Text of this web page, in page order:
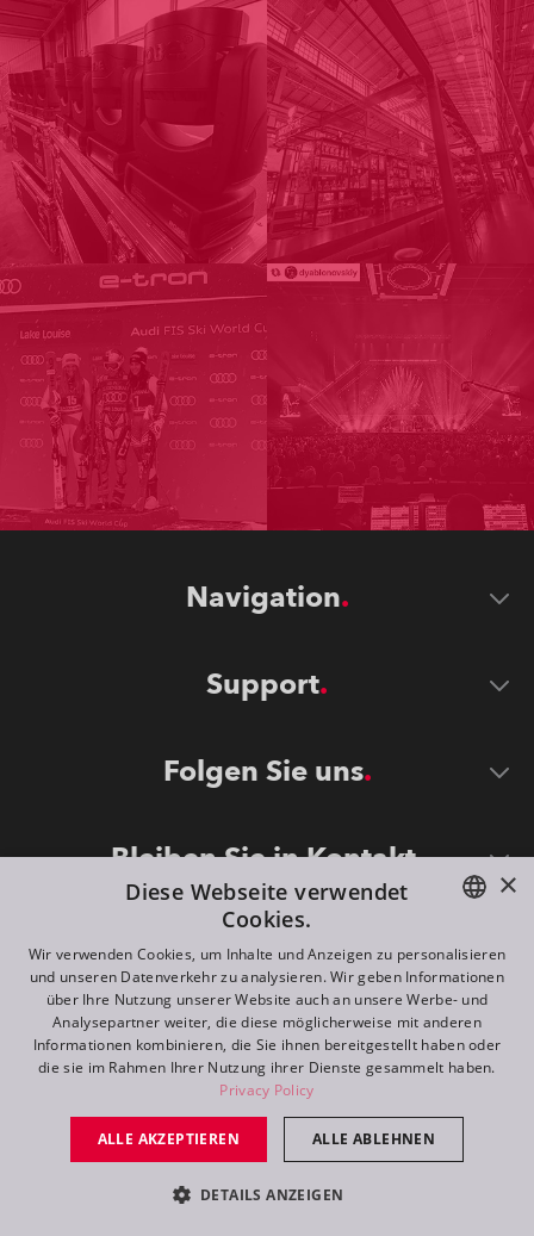
Anfrage
Navigation
Support
Folgen Sie uns
Bleiben Sie in Kontakt
©2026 ROBE lighting s.r.o.
All rights reserved. Created by
Switch to desktop mode
ENGLISH
FR
RU
×
Diese Webseite verwendet
Cookies.
Wir verwenden Cookies, um Inhalte und Anzeigen zu personalisieren
und unseren Datenverkehr zu analysieren. Wir geben Informationen
über Ihre Nutzung unserer Website auch an unsere Werbe- und
Analysepartner weiter, die diese möglicherweise mit anderen
Informationen kombinieren, die Sie ihnen bereitgestellt haben oder
die sie im Rahmen Ihrer Nutzung ihrer Dienste gesammelt haben.
Privacy Policy
ALLE AKZEPTIEREN ALLE ABLEHNEN
DETAILS ANZEIGEN